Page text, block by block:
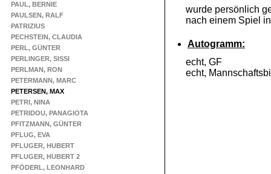
PAUL, BERNIE
PAULSEN, RALF
PATRIZIUS
PECHSTEIN, CLAUDIA
PERL, GÜNTER
PERLINGER, SISSI
PERLMAN, RON
PETERMANN, MARC
PETERSEN, MAX
PETRI, NINA
PETRIDOU, PANAGIOTA
PFITZMANN, GÜNTER
PFLUG, EVA
PFLUGER, HUBERT
PFLUGER, HUBERT 2
PFÖDERL, LEONHARD
wurde persönlich
nach einem Spiel
Autogramm:
echt, GF
echt,